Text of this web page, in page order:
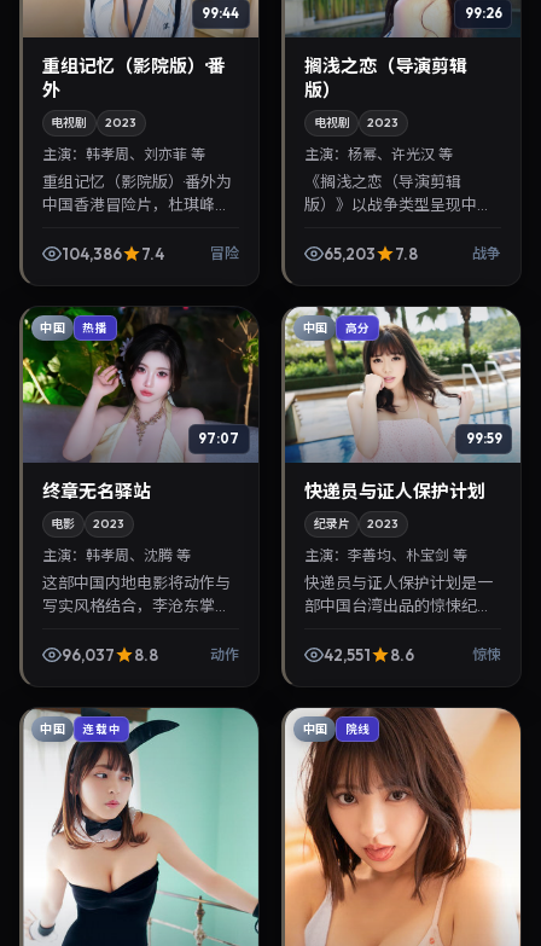
99:44
重组记忆（影院版）·番
外
电视剧 2023
主演： 韩孝周、刘亦菲 等
重组记忆（影院版）·番外为
中国香港冒险片，杜琪峰执
演。2023年11月10日首映，
104,386 7.4 冒险
99:26
搁浅之恋（导演剪辑
版）
电视剧 2023
主演：杨幂、许光汉 等
《搁浅之恋（导演剪辑
版）》以战争类型呈现中国
贤，主演杨幂、许光汉。
口...
65,203 7.8 战争
中国 热播
97:07
终章无名驿站
电影 2023
主演： 韩孝周、沈腾 等
这部中国内地电影将动作与
写实风格结合，李沧东掌
角。2023年6月16日与观众
96,037 8.8 动作
中国 高分
99:59
快递员与证人保护计划
纪录片 2023
主演：李善均、朴宝剑 等
快递员与证人保护计划是一
部中国台湾出品的惊悚纪录
朴宝剑等主演，2023年11月
42,551 8.6 惊悚
中国 连载中 中国 院线